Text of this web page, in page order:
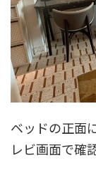
ベッドの正面
レビ画面で確